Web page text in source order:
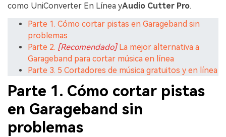
como UniConverter En Línea yAudio Cutter Pro.
Parte 1. Cómo cortar pistas en Garageband sin
problemas
Parte 2. [Recomendado]La mejor alternativa a
Garageband para cortar música en línea
Parte 3. 5 Cortadores de música gratuitos y en línea
Parte 1. Cómo cortar pistas
en Garageband sin
problemas